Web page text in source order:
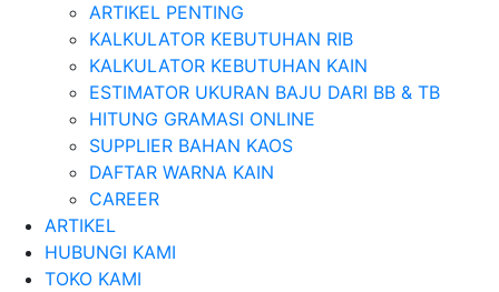
ARTIKEL PENTING
KALKULATOR KEBUTUHAN RIB
KALKULATOR KEBUTUHAN KAIN
ESTIMATOR UKURAN BAJU DARI BB & TB
HITUNG GRAMASI ONLINE
SUPPLIER BAHAN KAOS
DAFTAR WARNA KAIN
CAREER
ARTIKEL
HUBUNGI KAMI
TOKO KAMI